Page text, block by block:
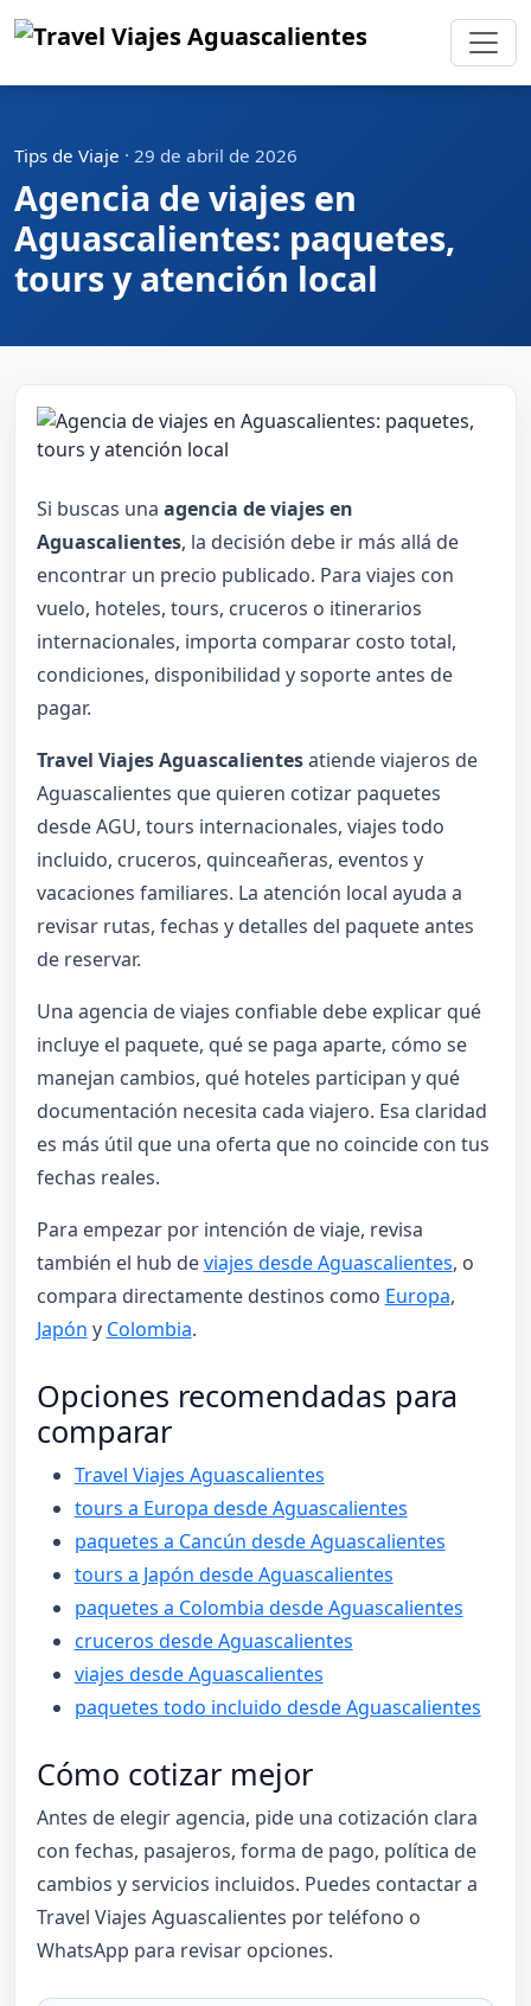
Tips de Viaje · 29 de abril de 2026
Agencia de viajes en
Aguascalientes: paquetes,
tours y atención local
Si buscas una agencia de viajes en
Aguascalientes, la decisión debe ir más allá de
encontrar un precio publicado. Para viajes con
vuelo, hoteles, tours, cruceros o itinerarios
internacionales, importa comparar costo total,
condiciones, disponibilidad y soporte antes de
pagar.
Travel Viajes Aguascalientesatiende viajeros de
Aguascalientes que quieren cotizar paquetes
desde AGU, tours internacionales, viajes todo
incluido, cruceros, quinceañeras, eventos y
vacaciones familiares. La atención local ayuda a
revisar rutas, fechas y detalles del paquete antes
de reservar.
Una agencia de viajes confiable debe explicar qué
incluye el paquete, qué se paga aparte, cómo se
manejan cambios, qué hoteles participan y qué
documentación necesita cada viajero. Esa claridad
es más útil que una oferta que no coincide con tus
fechas reales.
Para empezar por intención de viaje, revisa
también el hub deviajes desde Aguascalientes, o
compara directamente destinos como Europa,
Japón y Colombia.
Opciones recomendadas para
comparar
Travel Viajes Aguascalientes
tours a Europa desde Aguascalientes
paquetes a Cancún desde Aguascalientes
tours a Japón desde Aguascalientes
paquetes a Colombia desde Aguascalientes
cruceros desde Aguascalientes
viajes desde Aguascalientes
paquetes todo incluido desde Aguascalientes
Cómo cotizar mejor
Antes de elegir agencia, pide una cotización clara
con fechas, pasajeros, forma de pago, política de
cambios y servicios incluidos. Puedes contactar a
Travel Viajes Aguascalientes por teléfono o
WhatsApp para revisar opciones.